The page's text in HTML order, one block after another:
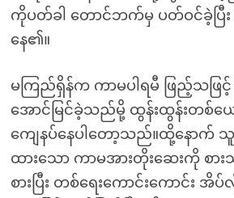
ကိုပတ်ခါ တောင်ဘက်မှ ပတ်ဝင်ခဲ့ပြီ
နေ၏။
မကြည်ရှိန်က ကာမပါရမီ ဖြည့်သဖ
အောင်မြင်ခဲ့သည်မို့ ထွန်းထွန်းတစ်ယ
ကျေနပ်နေပါတော့သည်။ထို့နောက်
ထားသော ကာမအားတိုးဆေးကို စ
စားပြီး တစ်ရေးကောင်းကောင်း